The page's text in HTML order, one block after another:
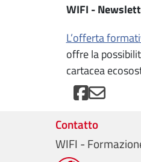
WIFI -
L’offerta
offre la
cartacea
Contatto
WIFI -